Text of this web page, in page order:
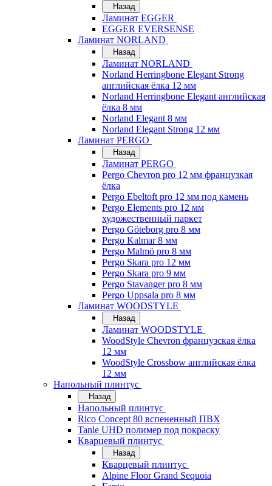
Назад
Ламинат EGGER
EGGER EVERSENSE
Ламинат NORLAND
Назад
Ламинат NORLAND
Norland Herringbone Elegant Strong
английская ёлка 12 мм
Norland Herringbone Elegant английская
ёлка 8 мм
Norland Elegant 8 мм
Norland Elegant Strong 12 мм
Ламинат PERGO
Назад
Ламинат PERGO
Pergo Chevron pro 12 мм французкая
ёлка
Pergo Ebeltoft pro 12 мм под камень
Pergo Elements pro 12 мм
художественный паркет
Pergo Göteborg pro 8 мм
Pergo Kalmar 8 мм
Pergo Malmö pro 8 мм
Pergo Skara pro 12 мм
Pergo Skara pro 9 мм
Pergo Stavanger pro 8 мм
Pergo Uppsala pro 8 мм
Ламинат WOODSTYLE
Назад
Ламинат WOODSTYLE
WoodStyle Chevron французская ёлка
12 мм
WoodStyle Crossbow английская ёлка
12 мм
Напольный плинтус
Назад
Напольный плинтус
Rico Concept 80 вспененный ПВХ
Tanle UHD полимер под покраску
Кварцевый плинтус
Назад
Кварцевый плинтус
Alpine Floor Grand Sequoia